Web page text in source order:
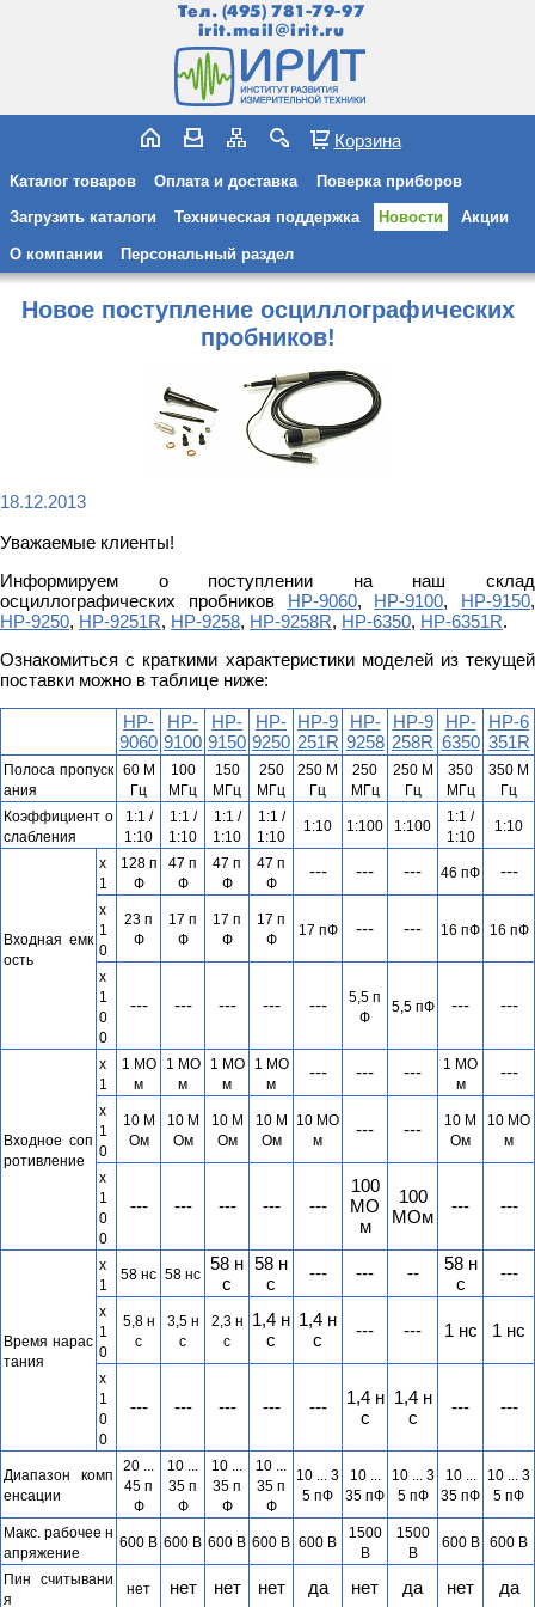
Тел. (495) 781-79-97
irit.mail@irit.ru
Корзина
Каталог товаров Оплата и доставка Поверка приборов
Загрузить каталоги Техническая поддержка Новости Акции
О компании Персональный раздел
Новое поступление осциллографических
пробников!
18.12.2013
Уважаемые клиенты!
Информируем о поступлении на наш склад
осциллографических пробников HP-9060, HP-9100, HP-9150,
HP-9250, HP-9251R, HP-9258, HP-9258R, HP-6350, HP-6351R.
Ознакомиться с краткими характеристики моделей из текущей
поставки можно в таблице ниже:
HP-
9060
HP-
9100
HP-
9150
HP-
9250
HP-9
251R
HP-
9258
HP-9
258R
HP-
6350
HP-6
351R
Полоса пропуск
ания
60 М
Гц
100
МГц
150
МГц
250
МГц
250 М
Гц
250
МГц
250 М
Гц
350
МГц
350 М
Гц
Коэффициент о
слабления
1:1 /
1:10
1:1 /
1:10
1:1 /
1:10
1:1 /
1:10
1:10 1:100 1:100
1:1 /
1:10
1:10
Входная емк
ость
x
1
128 п
Ф
47 п
Ф
47 п
Ф
47 п
Ф
--- --- --- 46 пФ ---
x
1
0
23 п
Ф
17 п
Ф
17 п
Ф
17 п
Ф
17 пФ --- --- 16 пФ 16 пФ
x
1
0
0
--- --- --- --- ---
5,5 п
Ф
5,5 пФ --- ---
Входное соп
ротивление
x
1
1 МО
м
1 МО
м
1 МО
м
1 МО
м
--- --- ---
1 МО
м
---
x
1
0
10 М
Ом
10 М
Ом
10 М
Ом
10 М
Ом
10 МО
м
--- ---
10 М
Ом
10 МО
м
x
1
0
0
--- --- --- --- ---
100
МО
м
100
МОм
--- ---
Время нарас
тания
x
1
58 нс 58 нс
58 н
с
58 н
с
--- --- --
58 н
с
---
x
1
0
5,8 н
с
3,5 н
с
2,3 н
с
1,4 н
c
1,4 н
с
--- --- 1 нс 1 нс
x
1
0
0
--- --- --- --- ---
1,4 н
с
1,4 н
с
--- ---
Диапазон комп
енсации
20 ...
45 п
Ф
10 ...
35 п
Ф
10 ...
35 п
Ф
10 ...
35 п
Ф
10 ... 3
5 пФ
10 ...
35 пФ
10 ... 3
5 пФ
10 ...
35 пФ
10 ... 3
5 пФ
Макс. рабочее н
апряжение
600 В 600 В 600 В 600 В 600 В
1500
В
1500
В
600 В 600 В
Пин считывани
я
нет нет нет нет да нет да нет да